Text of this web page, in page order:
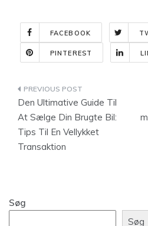
FACEBOOK
PINTEREST
Indlægsnavigation
Den Ultimative Guide Til
At Sælge Din Brugte Bil:
Tips Til En Vellykket
Transaktion
Søg
Søg